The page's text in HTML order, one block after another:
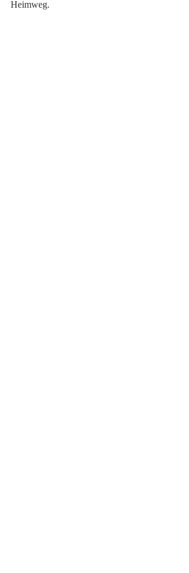
Heimweg.